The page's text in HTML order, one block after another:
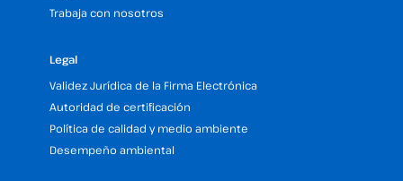
Trabaja con nosotros
Legal
Validez Jurídica de la Firma Electrónica
Autoridad de certificación
Política de calidad y medio ambiente
Desempeño ambiental